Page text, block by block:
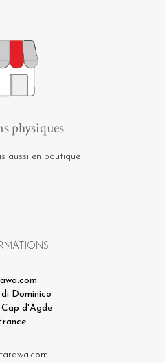
physiques
aussi en boutique
di Dominico
d'Agde